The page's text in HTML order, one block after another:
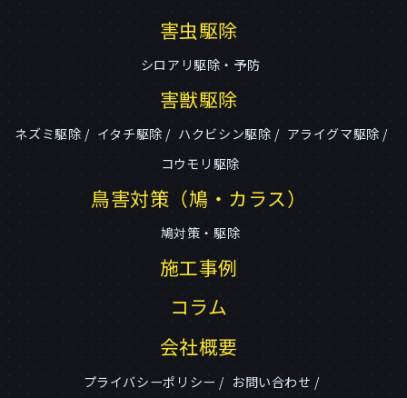
害虫駆除
シロアリ駆除・予防
害獣駆除
ネズミ駆除 イタチ駆除 ハクビシン駆除
アライグマ駆除
コウモリ駆除
鳥害対策（鳩・カラス）
鳩対策・駆除
施工事例
コラム
会社概要
プライバシーポリシー お問い合わせ